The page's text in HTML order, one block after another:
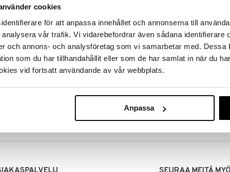
cookies
för att anpassa innehållet och annonserna till
vår trafik. Vi vidarebefordrar även sådana identifierare
och annons- och analysföretag som vi samarbetar med.
som du har tillhandahållit eller som de har samlat in när du
vid fortsatt användande av vår webbplats.
Anpassa
kello 13.00 tehdyt tilaukset lähetetään
Ostamalla suuria eriä
voimme pitää hinnat
Voit olla varma, että